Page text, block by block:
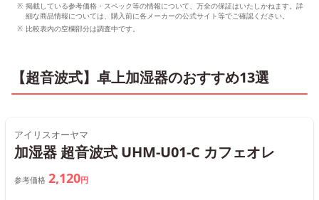
掲載している参考価格・スペック等の情報について、万全の保証はいたしかねます。詳
細な商品情報については、購入前に各メーカーの公式サイト等でご確認ください。
比較表内の空欄部分は調査中です。
【超音波式】卓上加湿器のおすすめ13選
アイリスオーヤマ
加湿器 超音波式 UHM-U01-C カフェオレ
参考価格 2,120円